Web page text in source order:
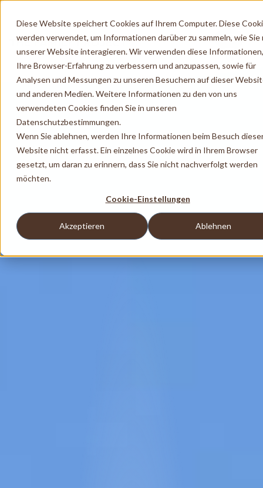
Diese Website speichert Cookies auf Ihrem Computer. Diese
werden verwendet, um Informationen darüber zu sammeln, wie Sie
unserer Website interagieren. Wir verwenden diese
Ihre Browser-Erfahrung zu verbessern und anzupassen, sowie für
Analysen und Messungen zu unseren Besuchern auf dieser
und anderen Medien. Weitere Informationen zu den von uns
verwendeten Cookies finden Sie in unseren
Datenschutzbestimmungen.
Wenn Sie ablehnen, werden Ihre Informationen beim Besuch
Website nicht erfasst. Ein einzelnes Cookie wird in Ihrem Browser
gesetzt, um daran zu erinnern, dass Sie nicht nachverfolgt werden
möchten.
Cookie-Einstellungen
Akzeptieren Ablehnen